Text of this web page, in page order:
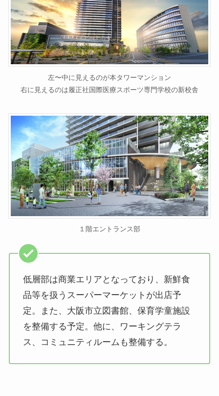
左〜中に見えるのが本タワーマンション
右に見えるのは履正社国際医療スポーツ専門学校の新校舎
１階エントランス部
低層部は商業エリアとなっており、新鮮食
品等を扱うスーパーマーケットが出店予
定。また、大阪市立図書館、保育学童施設
を整備する予定。他に、ワーキングテラ
ス、コミュニティルームも整備する。